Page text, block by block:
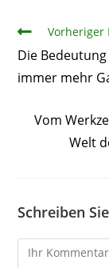
ArtikelVorheriger
Die
immer mehr
Vom
Welt
Schreiben
Kommentare